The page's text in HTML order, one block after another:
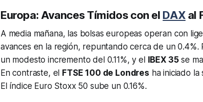
Europa: Avances Tímidos con el DAX al
A media mañana, las bolsas europeas operan con
avances en la región, repuntando cerca de un 0.4%.
un modesto incremento del 0.11%, y el
IBEX 35 se
En contraste, el FTSE 100 de Londres ha iniciado
El índice Euro Stoxx 50 sube un 0.16%.